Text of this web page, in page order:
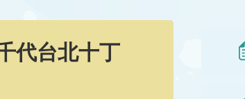
代台北十丁